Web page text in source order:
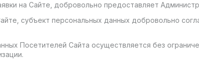
на Сайте, добровольно предоставляет
субъект персональных данных добровольно
Посетителей Сайта осуществляется без